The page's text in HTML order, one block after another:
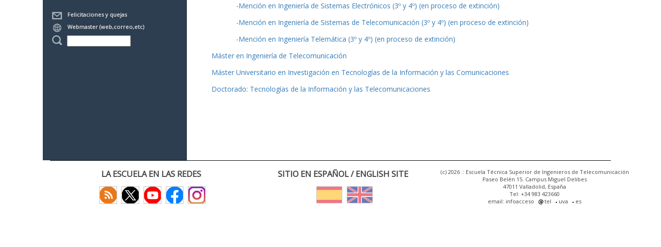
Felicitaciones y quejas
Webmaster (web,correo,etc)
-Mención en Ingeniería de Sistemas Electrónicos (3º y 4º) (en proceso de extinción)
-Mención en Ingeniería de Sistemas de Telecomunicación (3º y 4º) (en proceso de extinción)
-Mención en Ingeniería Telemática (3º y 4º) (en proceso de extinción)
Máster en Ingeniería de Telecomunicación
Máster Universitario en Investigación en Tecnologías de la Información y las Comunicaciones
Doctorado: Tecnologías de la Información y las Telecomunicaciones
LA ESCUELA EN LAS REDES SITIO EN ESPAÑOL / ENGLISH SITE
(c) 2026 :: Escuela Técnica Superior de Ingenieros de Telecomunicación
Paseo Belén 15. Campus Miguel Delibes
47011 Valladolid, España
Tel: +34 983 423660
email: infoacceso
tel uva es